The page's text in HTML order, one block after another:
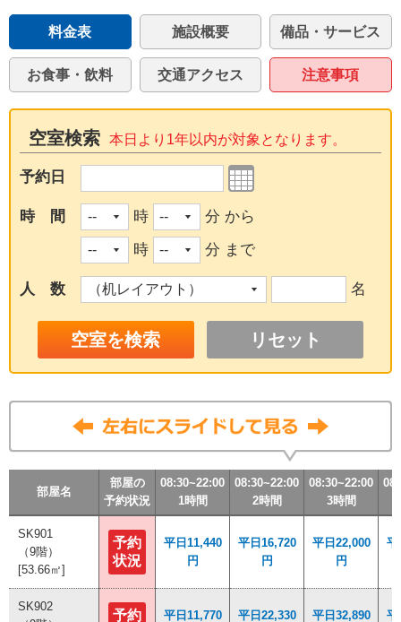
料金表 施設概要 備品・サービス
お食事・飲料 交通アクセス 注意事項
空室検索 本日より1年以内が対象となります。
予約日
時 間 時
分 から
時
分 まで
人 数 名
リセット
部屋名
部屋の
予約状況
08:30~22:00
1時間
08:30~22:00
2時間
08:30~22:00
3時間
部屋名
部屋の
予約状況
08:30~22:00
1時間
08:30~22:00
2時間
08:30~22:00
3時間
部屋名
部屋の
予約状況
08:30~22:00
1時間
08:30~22:00
2時間
08:30~22:00
3時間
SK901
（9階）
[53.66㎡]
予約
状況
平日11,440
円
平日16,720
円
平日22,000
円
平
SK902
予約 平日11,770 平日22,330 平日32,890 平
部屋名
部屋の
予約状況
08:30~22:00
1時間
08:30~22:00
2時間
08:30~22:00
3時間
SK901
（9階）
[53.66㎡]
予約
状況
平日11,440
円
平日16,720
円
平日22,000
円
平
SK902
予約 平日11,770 平日22,330 平日32,890 平